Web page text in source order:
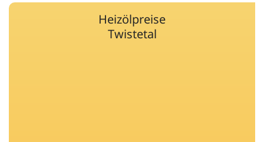
Heizölpreise
Twistetal